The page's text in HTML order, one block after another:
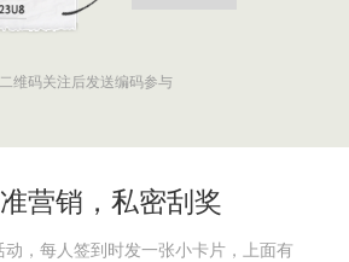
维码关注后发送编码参与
营销，私密刮奖
，每人签到时发一张小卡片，上面有